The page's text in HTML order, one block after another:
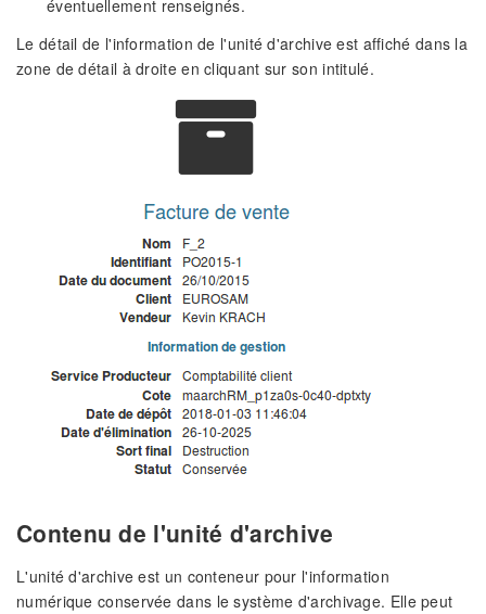
éventuellement renseignés.
Le détail de l'information de l'unité d'archive est affiché dans la
zone de détail à droite en cliquant sur son intitulé.
Contenu de l'unité d'archive
L'unité d'archive est un conteneur pour l'information
numérique conservée dans le système d'archivage. Elle peut